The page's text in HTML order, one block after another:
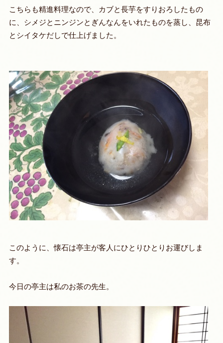
こちらも精進料理なので、カブと長芋をすりおろしたもの
に、シメジとニンジンとぎんなんをいれたものを蒸し、昆布
とシイタケだしで仕上げました。
このように、懐石は亭主が客人にひとりひとりお運びしま
す。
今日の亭主は私のお茶の先生。